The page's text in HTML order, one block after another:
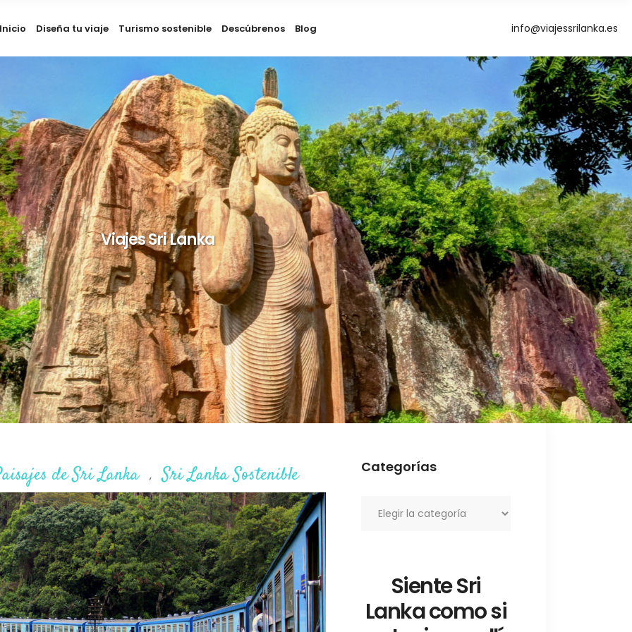
Inicio Diseña tu viaje Turismo sostenible Descúbrenos Blog info@viajessrilanka.es
Viajes Sri Lanka
de Sri Lanka , Sri Lanka Sostenible Categorías
Siente Sri
Lanka como si